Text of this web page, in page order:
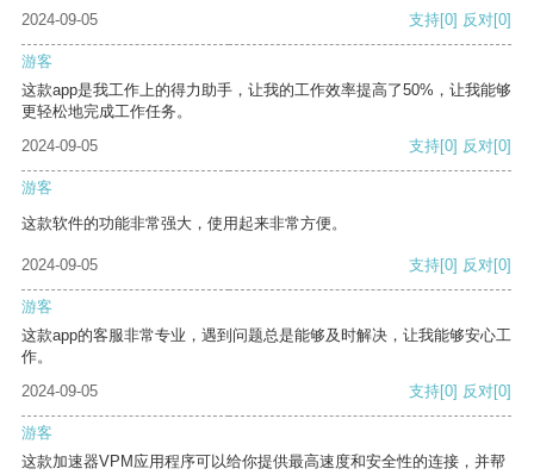
2024-09-05 支持[0] 反对[0]
游客
这款app是我工作上的得力助手，让我的工作效率提高了50%，让我能够
更轻松地完成工作任务。
2024-09-05
支持[0] 反对[0]
游客
这款软件的功能非常强大，使用起来非常方便。
2024-09-05 支持[0] 反对[0]
游客
这款app的客服非常专业，遇到问题总是能够及时解决，让我能够安心工
作。
2024-09-05
支持[0] 反对[0]
游客
这款加速器VPM应用程序可以给你提供最高速度和安全性的连接，并帮